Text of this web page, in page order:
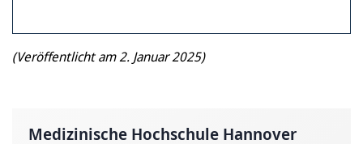
(Veröffentlicht am 2. Januar 2025)
Medizinische Hochschule Hannover